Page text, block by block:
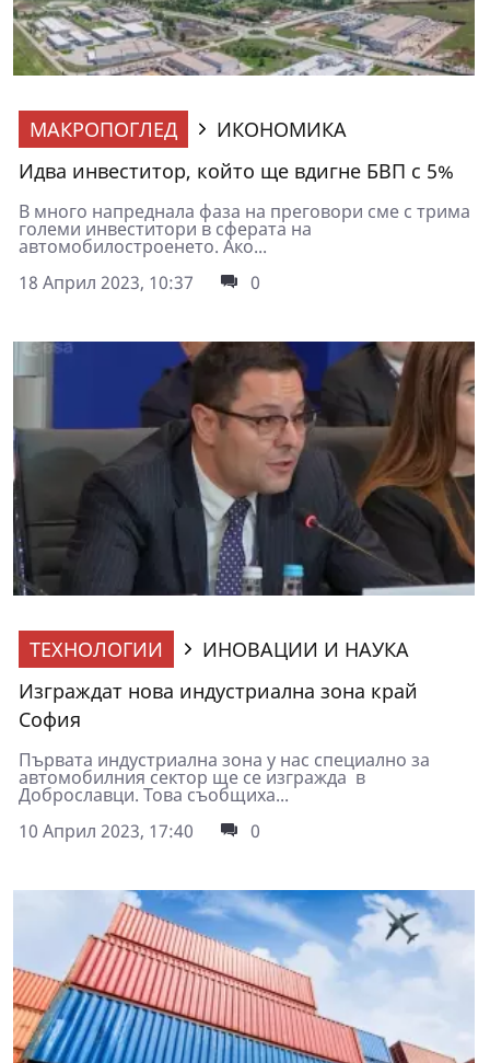
МАКРОПОГЛЕД
ИКОНОМИКА
Идва инвеститор, който ще вдигне БВП с 5%
В много напреднала фаза на преговори сме с трима
големи инвеститори в сферата на
автомобилостроенето. Ако...
18 Април 2023, 10:37
0
ТЕХНОЛОГИИ
ИНОВАЦИИ И НАУКА
Изграждат нова индустриална зона край
София
Първата индустриална зона у нас специално за
автомобилния сектор ще се изгражда в
Доброславци. Това съобщиха...
10 Април 2023, 17:40
0